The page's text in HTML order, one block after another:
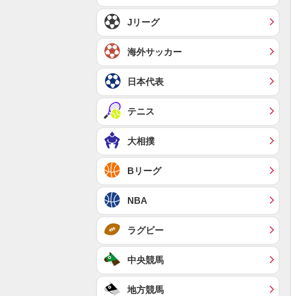
Jリーグ
海外サッカー
日本代表
テニス
大相撲
Bリーグ
NBA
ラグビー
中央競馬
地方競馬